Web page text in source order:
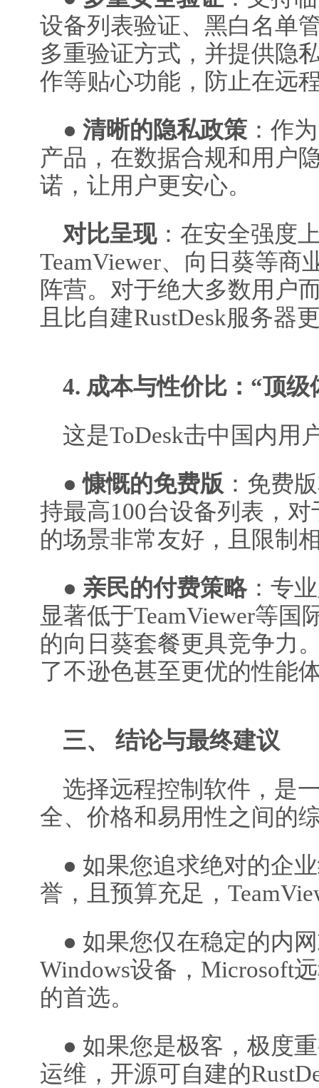
设备列表验证、黑白名单
多重验证方式，并提供隐
作等贴心功能，防止在远
● 清晰的隐私政策 ：作
产品，在数据合规和用户
诺，让用户更安心。
对比呈现：在安全强度
TeamViewer、向日葵等商
阵营。对于绝大多数用户
且比自建RustDesk服务器
4. 成本与性价比：“顶
这是ToDesk击中国内用
●慷慨的免费版 ：免费
持最高100台设备列表，
的场景非常友好，且限制
● 亲民的付费策略：专
显著低于TeamViewer等国
的向日葵套餐更具竞争力
了不逊色甚至更优的性能
三、 结论与最终建议
选择远程控制软件，是
全、价格和易用性之间的
● 如果您追求绝对的企
誉，且预算充足，
● 如果您仅在稳定的内
Windows设备，Microsoft
的首选。
● 如果您是极客，极度
运维，开源可自建的